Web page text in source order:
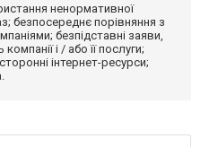
ненормативної
безпосереднє порівняння з
безпідставні заяви,
і / або її послуги;
інтернет-ресурси;